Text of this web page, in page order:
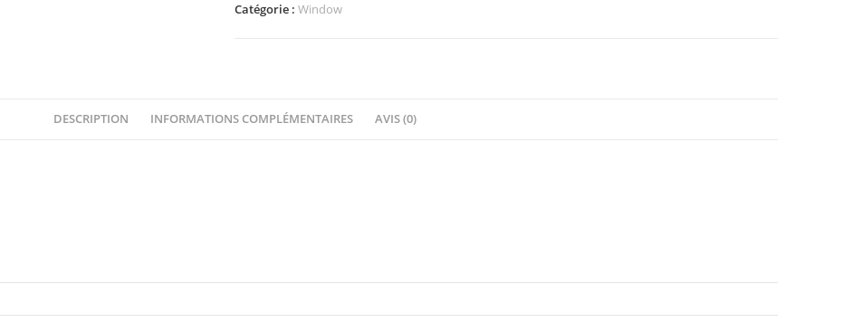
Window
2
Bottom
Catégorie : Window
DESCRIPTION INFORMATIONS COMPLÉMENTAIRES AVIS (0)